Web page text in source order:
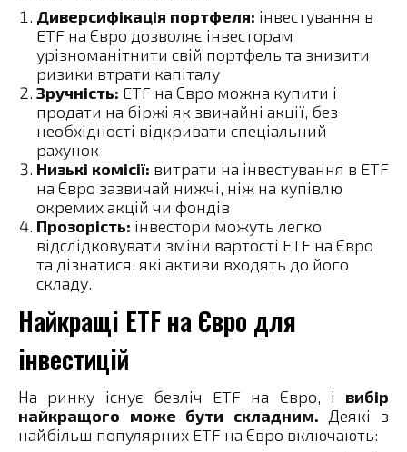
Диверсифікація портфеля: інвестування в
ETF на Євро дозволяє інвесторам
урізноманітнити свій портфель та знизити
ризики втрати капіталу
Зручність: ETF на Євро можна купити і
продати на біржі як звичайні акції, без
необхідності відкривати спеціальний
рахунок
Низькі комісії: витрати на інвестування в ETF
на Євро зазвичай нижчі, ніж на купівлю
окремих акцій чи фондів
Прозорість: інвестори можуть легко
відслідковувати зміни вартості ETF на Євро
та дізнатися, які активи входять до його
складу.
Найкращі ETF на Євро для
інвестицій
На ринку існує безліч ETF на Євро, і вибір
найкращого може бути складним. Деякі з
найбільш популярних ETF на Євро включають: